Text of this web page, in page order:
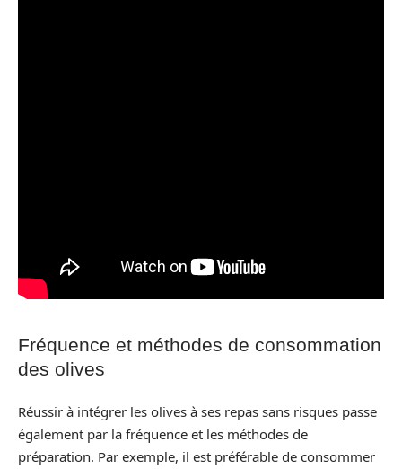
Fréquence et méthodes de consommation
des olives
Réussir à intégrer les olives à ses repas sans risques passe
également par la fréquence et les méthodes de
préparation. Par exemple, il est préférable de consommer